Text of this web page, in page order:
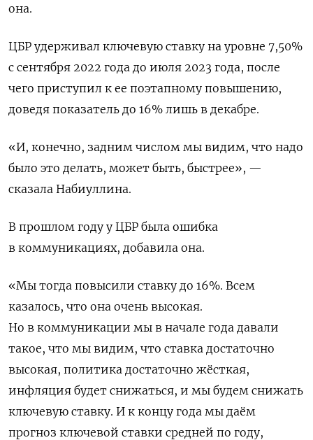
она.
ЦБР удерживал ключевую ставку на уровне 7,50%
с сентября 2022 года до июля 2023 года, после
чего приступил к ее поэтапному повышению,
доведя показатель до 16% лишь в декабре.
«И, конечно, задним числом мы видим, что надо
было это делать, может быть, быстрее», —
сказала Набиуллина.
В прошлом году у ЦБР была ошибка
в коммуникациях, добавила она.
«Мы тогда повысили ставку до 16%. Всем
казалось, что она очень высокая.
Но в коммуникации мы в начале года давали
такое, что мы видим, что ставка достаточно
высокая, политика достаточно жёсткая,
инфляция будет снижаться, и мы будем снижать
ключевую ставку. И к концу года мы даём
прогноз ключевой ставки средней по году,